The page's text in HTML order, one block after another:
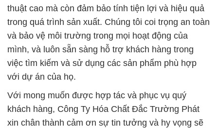
thuật cao mà còn đảm bảo tính tiện lợi và hiệu quả
trong quá trình sản xuất. Chúng tôi coi trọng an toàn
và bảo vệ môi trường trong mọi hoạt động của
mình, và luôn sẵn sàng hỗ trợ khách hàng trong
việc tìm kiếm và sử dụng các sản phẩm phù hợp
với dự án của họ.
Với mong muốn được hợp tác và phục vụ quý
khách hàng, Công Ty Hóa Chất Đắc Trường Phát
xin chân thành cảm ơn sự tin tưởng và hy vọng sẽ